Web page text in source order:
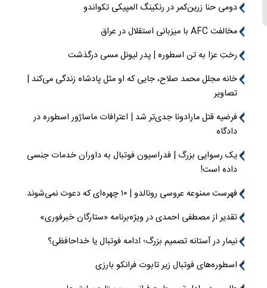
دومی حنا زرین‌کمر در رنکینگ المپیکی تکواندو
مخالفت AFC با میزبانی استقلال در عراق
رختِ عزا به تن اسطوره | پدر لیونل مسی درگذشت
خانه مجلل محمد صلاح، جایی که او مثل پادشاه زندگی می‌کند |
تصاویر
فرضیه قتل مارادونا جدی‌تر شد | اعترافات ماساژور اسطوره در
دادگاه
یک رسوایی بزرگ | فدراسیون فوتبال به داوران خدمات جنسی
داده است!
فهرست ممنوعه عروسی رونالدو | ۱۰ چهره‌ای که دعوت نمی‌شوند
تقدیر از مصطفی احمدی در ویژه‌برنامه «ستارگان خبرفوری»
نیمار در آستانه تصمیم بزرگ؛ ادامه فوتبال یا خداحافظی؟
اسطوره‌های فوتبال زیر تابوت فرانکو بارزی